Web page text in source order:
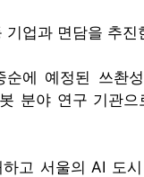
기업과 면담을 추
에 예정된 쓰촨
분야 연구 기관으
고 서울의 AI 도